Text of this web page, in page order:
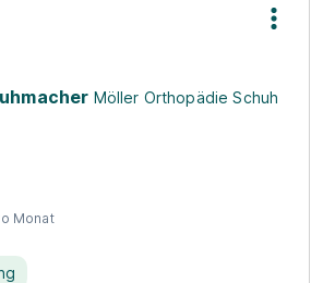
Möller Orthopädie Schuh
Monat